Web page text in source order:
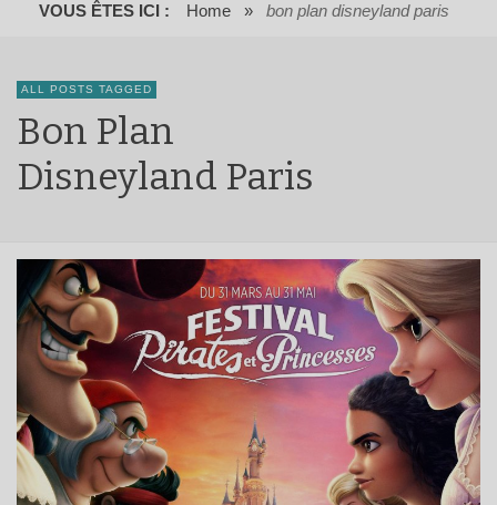
VOUS ÊTES ICI : Home » bon plan disneyland paris
ALL POSTS TAGGED
Bon Plan
Disneyland Paris